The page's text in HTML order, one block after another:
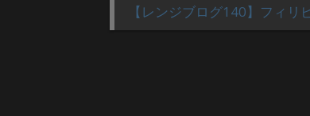
【レンジブログ140】フィ